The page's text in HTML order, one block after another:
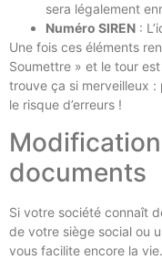
sera légalement
Numéro SIREN :
Une fois ces éléments
Soumettre » et le tour
trouve ça si merveilleux
le risque d’erreurs !
documents
Si votre société connaît
de votre siège social ou
vous facilite encore la